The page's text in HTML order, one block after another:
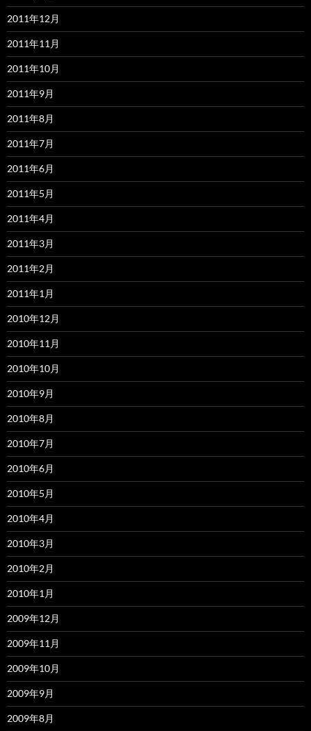
2011年12月
2011年11月
2011年10月
2011年9月
2011年8月
2011年7月
2011年6月
2011年5月
2011年4月
2011年3月
2011年2月
2011年1月
2010年12月
2010年11月
2010年10月
2010年9月
2010年8月
2010年7月
2010年6月
2010年5月
2010年4月
2010年3月
2010年2月
2010年1月
2009年12月
2009年11月
2009年10月
2009年9月
2009年8月